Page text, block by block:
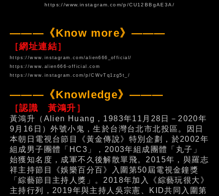
https://www.instagram.com/p/CU12BBgAE3A/
———《Know more》———
［網址連結］
https://www.instagram.com/alien666_official/
https://www.alien666-official.com
https://www.instagram.com/p/CWvTq1zg5t_/
———《Knowledge》———
［認識 黃鴻升］
黃鴻升（Alien Huang，1983年11月28日－2020年
9月16日）外號小鬼，生於台灣台北市北投區。因日
本朝日電視台節目《黃金傳說》特別企劃，於2002年
組成男子團體「HC3」，2003年組成團體「丸子」
始獲知名度，成軍不久後解散單飛。2015年，與羅志
祥主持節目《娛樂百分百》入圍第50屆電視金鐘獎
「綜藝節目主持人獎」。2018年加入《綜藝玩很大》
主持行列，2019年與主持人吳宗憲、KID共同入圍第